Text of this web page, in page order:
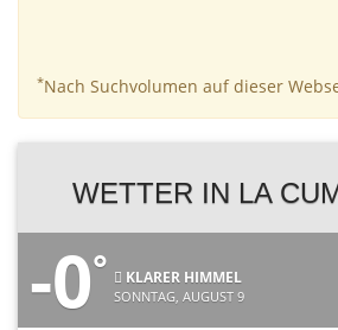
*Nach Suchvolumen auf dieser
WETTER IN LA
-0° KLARER HIMMEL
SONNTAG, AUGUST 9